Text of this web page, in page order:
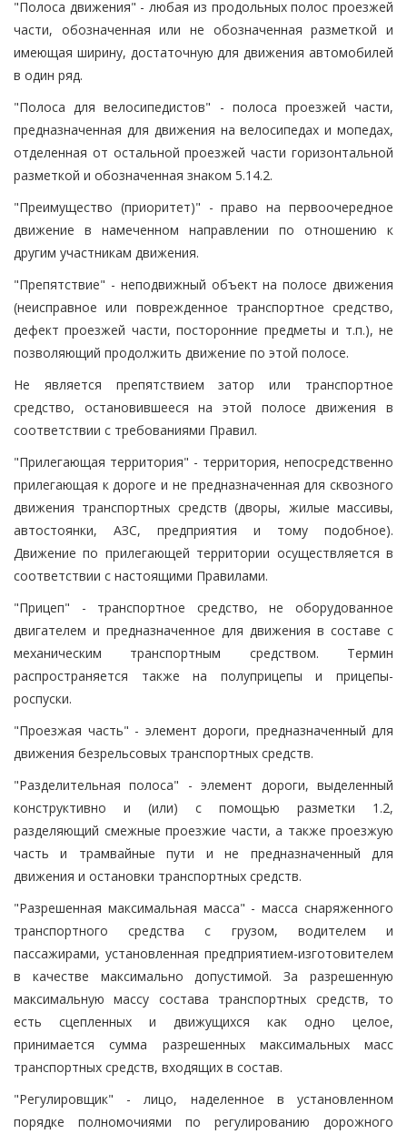
"Полоса движения" - любая из продольных полос проезжей
части, обозначенная или не обозначенная разметкой и
имеющая ширину, достаточную для движения автомобилей
в один ряд.
"Полоса для велосипедистов" - полоса проезжей части,
предназначенная для движения на велосипедах и мопедах,
отделенная от остальной проезжей части горизонтальной
разметкой и обозначенная знаком 5.14.2.
"Преимущество (приоритет)" - право на первоочередное
движение в намеченном направлении по отношению к
другим участникам движения.
"Препятствие" - неподвижный объект на полосе движения
(неисправное или поврежденное транспортное средство,
дефект проезжей части, посторонние предметы и т.п.), не
позволяющий продолжить движение по этой полосе.
Не является препятствием затор или транспортное
средство, остановившееся на этой полосе движения в
соответствии с требованиями Правил.
"Прилегающая территория" - территория, непосредственно
прилегающая к дороге и не предназначенная для сквозного
движения транспортных средств (дворы, жилые массивы,
автостоянки, АЗС, предприятия и тому подобное).
Движение по прилегающей территории осуществляется в
соответствии с настоящими Правилами.
"Прицеп" - транспортное средство, не оборудованное
двигателем и предназначенное для движения в составе с
механическим транспортным средством. Термин
распространяется также на полуприцепы и прицепы-
роспуски.
"Проезжая часть" - элемент дороги, предназначенный для
движения безрельсовых транспортных средств.
"Разделительная полоса" - элемент дороги, выделенный
конструктивно и (или) с помощью разметки 1.2,
разделяющий смежные проезжие части, а также проезжую
часть и трамвайные пути и не предназначенный для
движения и остановки транспортных средств.
"Разрешенная максимальная масса" - масса снаряженного
транспортного средства с грузом, водителем и
пассажирами, установленная предприятием-изготовителем
в качестве максимально допустимой. За разрешенную
максимальную массу состава транспортных средств, то
есть сцепленных и движущихся как одно целое,
принимается сумма разрешенных максимальных масс
транспортных средств, входящих в состав.
"Регулировщик" - лицо, наделенное в установленном
порядке полномочиями по регулированию дорожного